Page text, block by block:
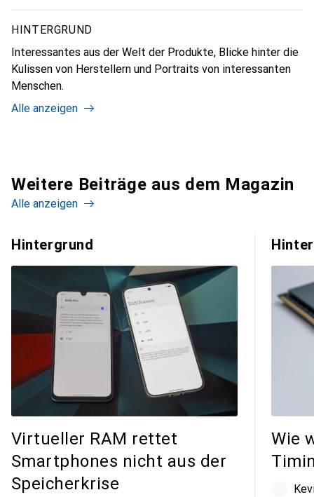
HINTERGRUND
Interessantes aus der Welt der Produkte, Blicke hinter die
Kulissen von Herstellern und Portraits von interessanten
Menschen.
Alle anzeigen
Weitere Beiträge aus dem Magazin
Alle anzeigen
Hintergrund
Virtueller RAM rettet
Smartphones nicht aus der
Speicherkrise
Wie